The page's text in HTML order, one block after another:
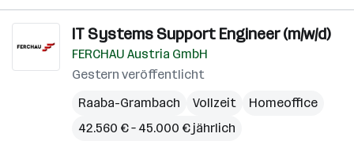
IT Systems Support Engineer (m/w/d)
FERCHAU Austria GmbH
Gestern veröffentlicht
Raaba-Grambach
Vollzeit
Homeoffice
42.560 € – 45.000 € jährlich